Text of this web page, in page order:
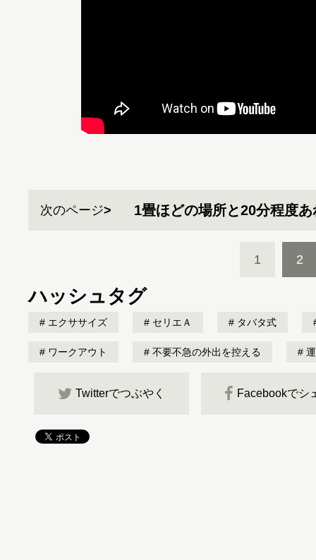
次のページ 1畳ほどの場所と20分程度
1 2
ハッシュタグ
エクササイズ セリエＡ タバタ式
ワークアウト 不要不急の外出を控える
Twitterでつぶやく Facebookでシ